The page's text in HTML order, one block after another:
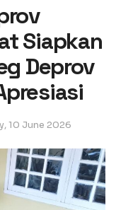
Siapkan
Deprov
10 June 2026